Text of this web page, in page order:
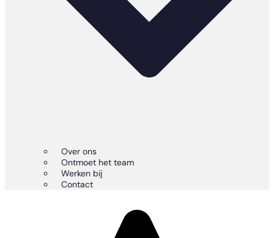
Over ons
Ontmoet het team
Werken bij
Contact